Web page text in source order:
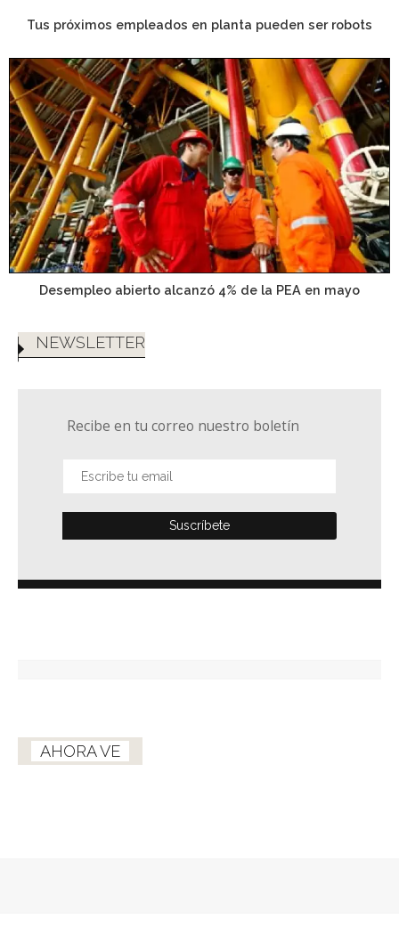
Tus próximos empleados en planta pueden ser robots
Desempleo abierto alcanzó 4% de la PEA en mayo
NEWSLETTER
Recibe en tu correo nuestro boletín
AHORA VE